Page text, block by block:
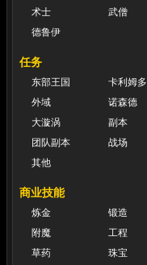
术士
武僧
德鲁伊
任务
东部王国
卡利姆多
外域
诺森德
大漩涡
副本
团队副本
战场
其他
商业技能
炼金
锻造
附魔
工程
草药
珠宝